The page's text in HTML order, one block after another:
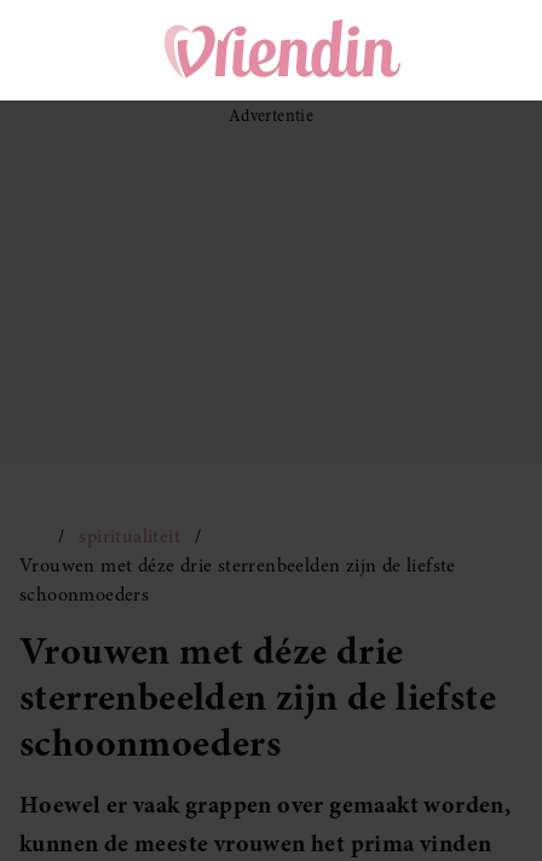
spiritualiteit
Vrouwen met déze drie sterrenbeelden zijn de liefste
schoonmoeders
Vrouwen met déze drie
sterrenbeelden zijn de liefste
schoonmoeders
Hoewel er vaak grappen over gemaakt worden,
kunnen de meeste vrouwen het prima vinden